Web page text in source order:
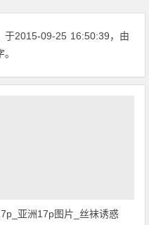
于2015-09-25 16:50:39，由
亚洲17p图片_丝袜诱惑